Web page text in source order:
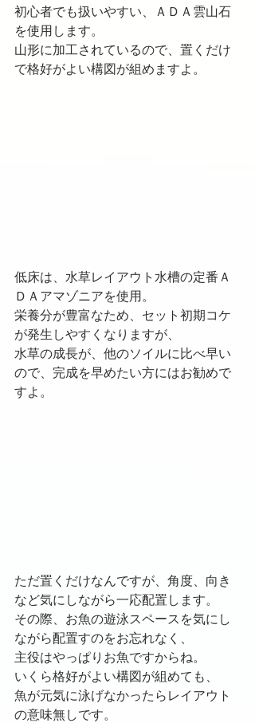
初心者でも扱いやすい、ＡＤＡ雲山石
を使用します。
山形に加工されているので、置くだけ
で格好がよい構図が組めますよ。
低床は、水草レイアウト水槽の定番Ａ
ＤＡアマゾニアを使用。
栄養分が豊富なため、セット初期コケ
が発生しやすくなりますが、
水草の成長が、他のソイルに比べ早い
ので、完成を早めたい方にはお勧めで
すよ。
ただ置くだけなんですが、角度、向き
など気にしながら一応配置します。
その際、お魚の遊泳スペースを気にし
ながら配置すのをお忘れなく、
主役はやっぱりお魚ですからね。
いくら格好がよい構図が組めても、
魚が元気に泳げなかったらレイアウト
の意味無しです。